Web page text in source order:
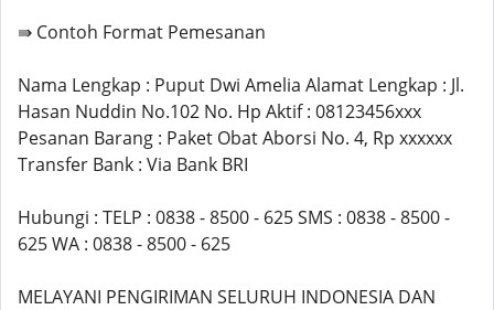
⇛ Contoh Format Pemesanan
Nama Lengkap : Puput Dwi Amelia Alamat Lengkap : Jl.
Hasan Nuddin No.102 No. Hp Aktif : 08123456xxx
Pesanan Barang : Paket Obat Aborsi No. 4, Rp xxxxxx
Transfer Bank : Via Bank BRI
Hubungi : TELP : 0838 - 8500 - 625 SMS : 0838 - 8500 -
625 WA : 0838 - 8500 - 625
MELAYANI PENGIRIMAN SELURUH INDONESIA DAN